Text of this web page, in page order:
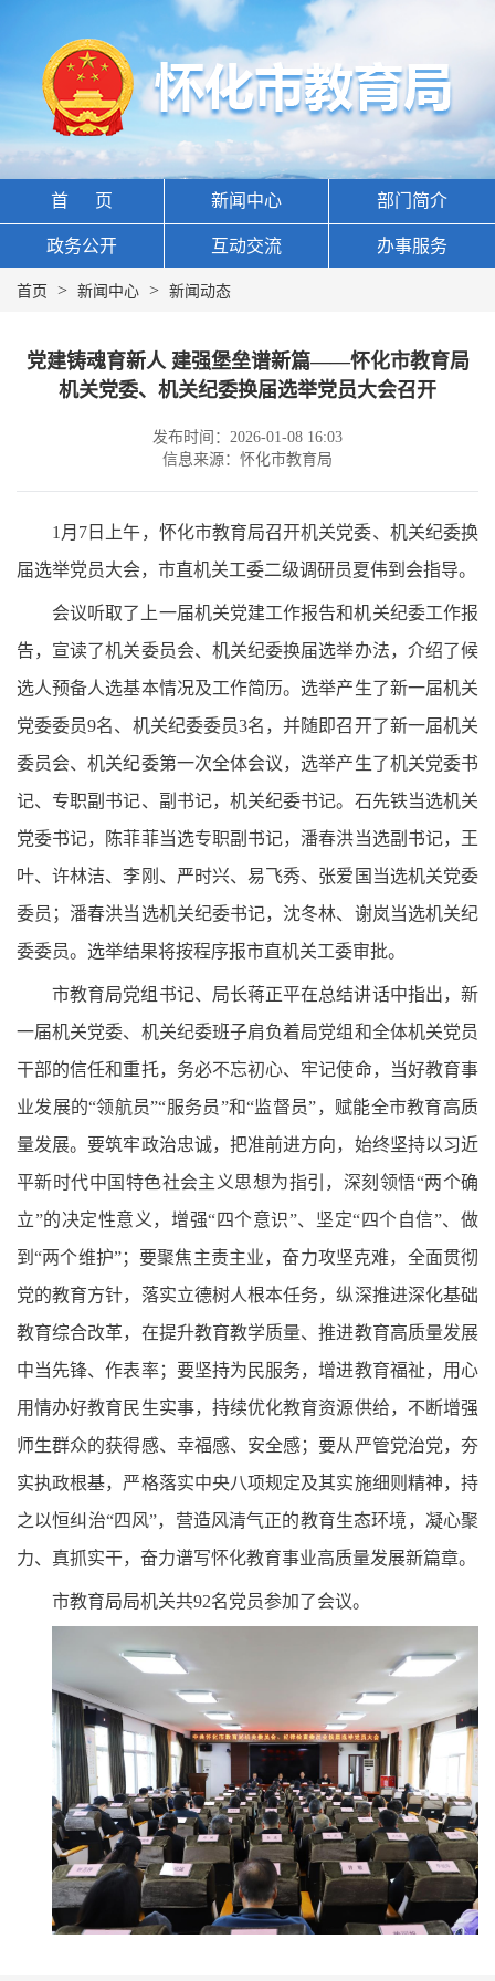
首 页 新闻中心 部门简介
政务公开 互动交流 办事服务
首页 > 新闻中心 > 新闻动态
党建铸魂育新人 建强堡垒谱新篇——怀化市教育局
机关党委、机关纪委换届选举党员大会召开
发布时间：2026-01-08 16:03
信息来源：怀化市教育局
1月7日上午，怀化市教育局召开机关党委、机关纪委换
届选举党员大会，市直机关工委二级调研员夏伟到会指导。
会议听取了上一届机关党建工作报告和机关纪委工作报
告，宣读了机关委员会、机关纪委换届选举办法，介绍了候
选人预备人选基本情况及工作简历。选举产生了新一届机关
党委委员9名、机关纪委委员3名，并随即召开了新一届机关
委员会、机关纪委第一次全体会议，选举产生了机关党委书
记、专职副书记、副书记，机关纪委书记。石先铁当选机关
党委书记，陈菲菲当选专职副书记，潘春洪当选副书记，王
叶、许林洁、李刚、严时兴、易飞秀、张爱国当选机关党委
委员；潘春洪当选机关纪委书记，沈冬林、谢岚当选机关纪
委委员。选举结果将按程序报市直机关工委审批。
市教育局党组书记、局长蒋正平在总结讲话中指出，新
一届机关党委、机关纪委班子肩负着局党组和全体机关党员
干部的信任和重托，务必不忘初心、牢记使命，当好教育事
业发展的“领航员”“服务员”和“监督员”，赋能全市教育高质
量发展。要筑牢政治忠诚，把准前进方向，始终坚持以习近
平新时代中国特色社会主义思想为指引，深刻领悟“两个确
立”的决定性意义，增强“四个意识”、坚定“四个自信”、做
到“两个维护”；要聚焦主责主业，奋力攻坚克难，全面贯彻
党的教育方针，落实立德树人根本任务，纵深推进深化基础
教育综合改革，在提升教育教学质量、推进教育高质量发展
中当先锋、作表率；要坚持为民服务，增进教育福祉，用心
用情办好教育民生实事，持续优化教育资源供给，不断增强
师生群众的获得感、幸福感、安全感；要从严管党治党，夯
实执政根基，严格落实中央八项规定及其实施细则精神，持
之以恒纠治“四风”，营造风清气正的教育生态环境，凝心聚
力、真抓实干，奋力谱写怀化教育事业高质量发展新篇章。
市教育局局机关共92名党员参加了会议。